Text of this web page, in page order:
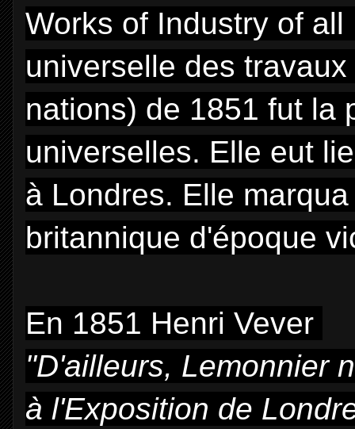
Works of Industry of
universelle des
nations) de 1851 fut la
universelles. Elle eut
à Londres. Elle
britannique d'époque
En 1851 Henri Vever
"D'ailleurs, Lemonnier
à l'Exposition de